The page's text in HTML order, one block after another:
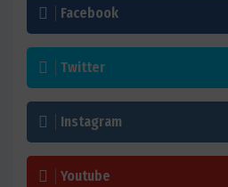
Facebook
Twitter
Instagram
Youtube